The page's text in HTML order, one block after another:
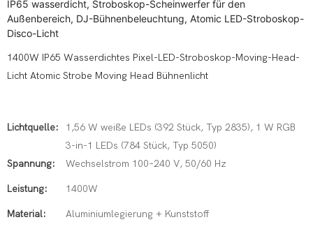
IP65 wasserdicht, Stroboskop-Scheinwerfer für den
Außenbereich, DJ-Bühnenbeleuchtung, Atomic LED-Stroboskop-
Disco-Licht
1400W IP65 Wasserdichtes Pixel-LED-Stroboskop-Moving-Head-
Licht Atomic Strobe Moving Head Bühnenlicht
Lichtquelle:
1,56 W weiße LEDs (392 Stück, Typ 2835), 1 W RGB
3-in-1 LEDs (784 Stück, Typ 5050)
Spannung:
Wechselstrom 100–240 V, 50/60 Hz
Leistung: 1400W
Material: Aluminiumlegierung + Kunststoff